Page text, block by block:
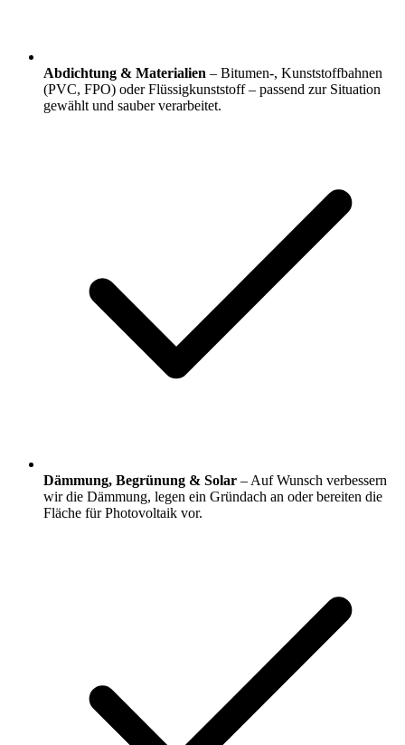
Abdichtung & Materialien – Bitumen-, Kunststoffbahnen
(PVC, FPO) oder Flüssigkunststoff – passend zur Situation
gewählt und sauber verarbeitet.
Dämmung, Begrünung & Solar – Auf Wunsch verbessern
wir die Dämmung, legen ein Gründach an oder bereiten die
Fläche für Photovoltaik vor.